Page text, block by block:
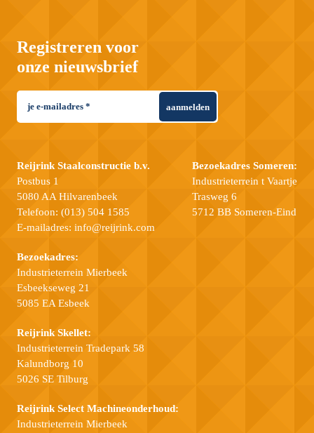
Registreren voor
onze nieuwsbrief
aanmelden
Reijrink Staalconstructie b.v.
Postbus 1
5080 AA Hilvarenbeek
Telefoon: (013) 504 1585
E-mailadres: info@reijrink.com
Bezoekadres:
Industrieterrein Mierbeek
Esbeekseweg 21
5085 EA Esbeek
Bezoekadres Someren:
Industrieterrein t Vaartje
Trasweg 6
5712 BB Someren-Eind
Reijrink Skellet:
Industrieterrein Tradepark 58
Kalundborg 10
5026 SE Tilburg
Reijrink Select Machineonderhoud:
Industrieterrein Mierbeek